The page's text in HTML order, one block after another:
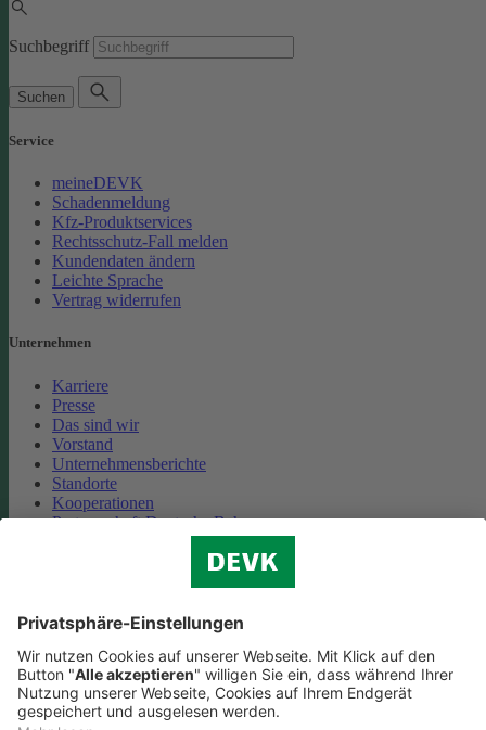
Suchbegriff
Suchen
Service
meineDEVK
Schadenmeldung
Kfz-Produktservices
Rechtsschutz-Fall melden
Kundendaten ändern
Leichte Sprache
Vertrag widerrufen
Unternehmen
Karriere
Presse
Das sind wir
Vorstand
Unternehmensberichte
Standorte
Kooperationen
Partnerschaft Deutsche Bahn
Cookie-Einstellungen
Datenschutz